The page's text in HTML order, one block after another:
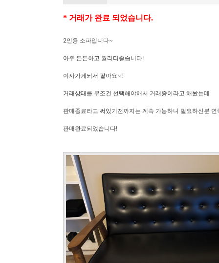
* 거래가 완료 되었습니다.
2인용 소파입니다~
아주 튼튼하고 퀄리티좋습니다!
이사가게되서 팔아요~!
거래상태를 무조건 선택해야해서 거래중이라고 해놨는데
판매종료라고 써있기전까지는 계속 가능하니 필요하신분
판매완료되었습니다!